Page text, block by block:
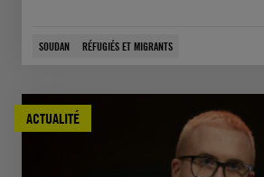
SOUDAN RÉFUGIÉS ET MIGRANTS
ACTUALITÉ